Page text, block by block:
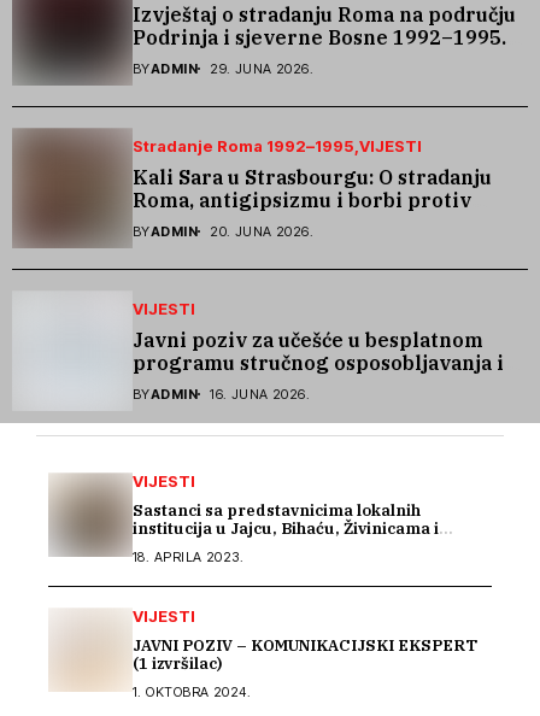
Izvještaj o stradanju Roma na području
Podrinja i sjeverne Bosne 1992–1995.
godine
BYADMIN 29. JUNA 2026.
Stradanje Roma 1992–1995 VIJESTI
Kali Sara u Strasbourgu: O stradanju
Roma, antigipsizmu i borbi protiv
govora mržnje
BYADMIN 20. JUNA 2026.
VIJESTI
Javni poziv za učešće u besplatnom
programu stručnog osposobljavanja i
podrške pri zapošljavanju
BYADMIN 16. JUNA 2026.
VIJESTI
Sastanci sa predstavnicima lokalnih
institucija u Jajcu, Bihaću, Živinicama i
18. APRILA 2023.
VIJESTI
JAVNI POZIV – KOMUNIKACIJSKI EKSPERT
(1 izvršilac)
1. OKTOBRA 2024.